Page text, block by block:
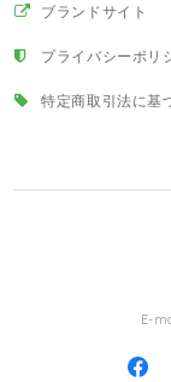
ブランドサイト
プライバシーポリ
特定商取引法に基
E-